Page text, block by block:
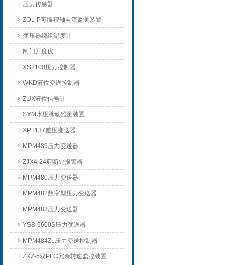
压力传感器
ZDL-P可编程轴电流监测装置
变压器绕组温度计
闸门开度仪
XS2100压力控制器
WKD液位变送控制器
ZUX液位信号计
SYM水压脉动监测装置
XPT137差压变送器
MPM489压力变送器
ZJX4-24剪断销报警器
MPM480压力变送器
MPM482数字型压力变送器
MPM483压力变送器
YSB-5600S压力变送器
MPM484ZL压力变送控制器
ZKZ-5双PLC冗余转速监控装置